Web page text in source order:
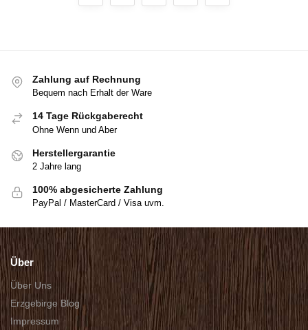
Zahlung auf Rechnung
Bequem nach Erhalt der Ware
14 Tage Rückgaberecht
Ohne Wenn und Aber
Herstellergarantie
2 Jahre lang
100% abgesicherte Zahlung
PayPal / MasterCard / Visa uvm.
Über
Über Uns
Erzgebirge Blog
Impressum